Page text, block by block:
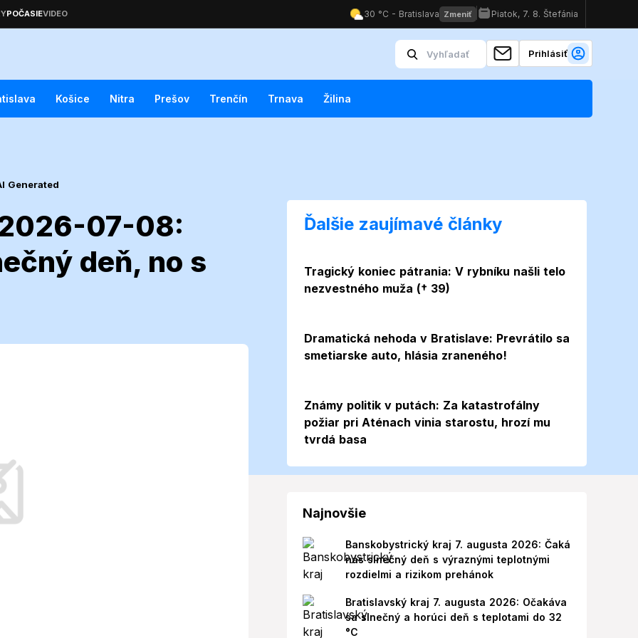
Prihlásiť
Košice Nitra Prešov Trenčín Trnava Žilina
Generated
07-08:
deň, no s
2026-07-
hlási slnečný
ovplyvniť plány na vonkajšie aktivity.
Ďalšie zaujímavé články
Tragický koniec pátrania: V rybníku našli telo
nezvestného muža († 39)
Dramatická nehoda v Bratislave: Prevrátilo sa
smetiarske auto, hlásia zraneného!
Známy politik v putách: Za katastrofálny
požiar pri Aténach vinia starostu, hrozí mu
tvrdá basa
Najnovšie
Banskobystrický kraj 7. augusta 2026: Čaká
nás slnečný deň s výraznými teplotnými
rozdielmi a rizikom prehánok
Bratislavský kraj 7. augusta 2026: Očakáva
sa slnečný a horúci deň s teplotami do 32
°C